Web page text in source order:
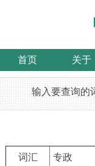
首页 关于
输入要查询的
词汇 专政